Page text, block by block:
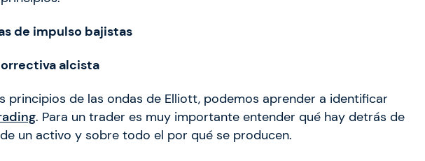
de impulso bajistas
alcista
principios de las ondas de Elliott, podemos aprender a identificar
. Para un trader es muy importante entender qué hay detrás de
un activo y sobre todo el por qué se producen.